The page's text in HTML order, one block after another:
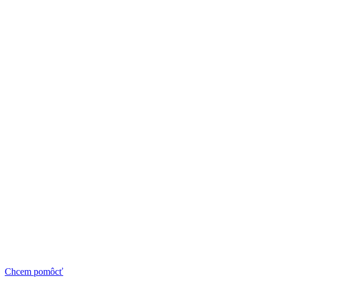
Chcem pomôcť